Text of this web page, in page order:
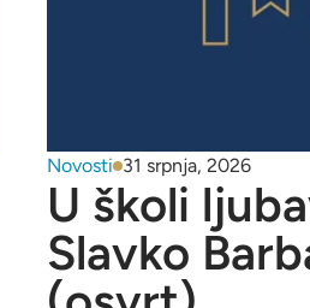
Novosti 31 srpnja, 2026
U školi
Slavko